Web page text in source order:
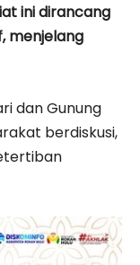
ini dirancang
menjelang
dan Gunung
berdiskusi,